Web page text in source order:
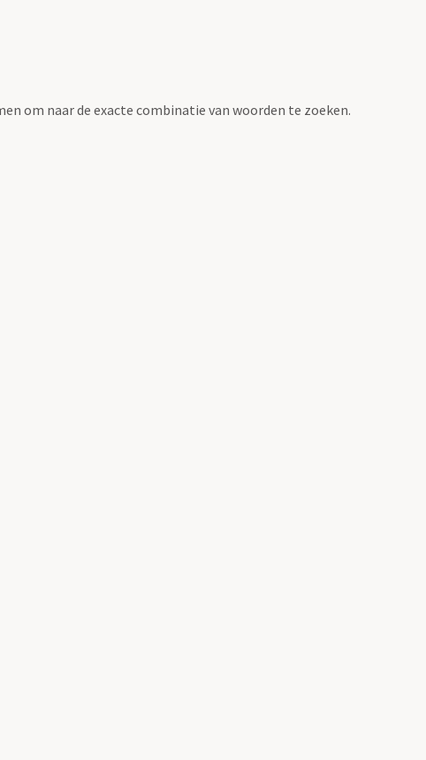
om naar de exacte combinatie van woorden te zoeken.